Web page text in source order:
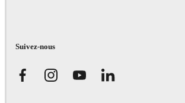
Suivez-nous